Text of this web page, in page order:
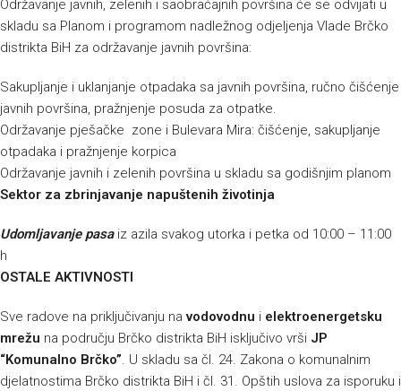
Održavanje javnih, zelenih i saobraćajnih površina će se odvijati u
skladu sa Planom i programom nadležnog odjeljenja Vlade Brčko
distrikta BiH za održavanje javnih površina:
Sakupljanje i uklanjanje otpadaka sa javnih površina, ručno čišćenje
javnih površina, pražnjenje posuda za otpatke.
Održavanje pješačke zone i Bulevara Mira: čišćenje, sakupljanje
otpadaka i pražnjenje korpica
Održavanje javnih i zelenih površina u skladu sa godišnjim planom
Sektor za zbrinjavanje napuštenih životinja
Udomljavanje pasaiz azila svakog utorka i petka od 10:00 – 11:00
h
OSTALE AKTIVNOSTI
Sve radove na priključivanju navodovodnu i elektroenergetsku
mrežu na području Brčko distrikta BiH isključivo vrši JP
“Komunalno Brčko”. U skladu sa čl. 24. Zakona o komunalnim
djelatnostima Brčko distrikta BiH i čl. 31. Opštih uslova za isporuku i